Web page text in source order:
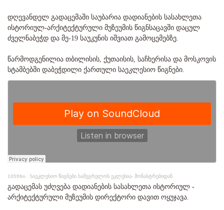
დღევანდელ გადაცემაში საუბარია დადიანების სასახლეთა
ისტორიულ-არქიტექტურული მუზეუმის წიგნსაცავში დაცულ
ძველნაბეჭდ და მე-19 საუკუნის იშვიათ გამოცემებზე.
წარმოდგენილია თბილისის, ქუთაისის, საჩხერისა და მოსკოვის
სტამბებში დაბეჭდილი ქართული საეკლესიო წიგნები.
1059fm · საეკლესიო წიგნები სამეგრელოს ეკლესია- მონასტრებიდან
გადაცემას უძღვება დადიანების სასახლეთა ისტორიულ -
არქიტექტურული მუზეუმის დირექტორი დავით ოყუჯავა.